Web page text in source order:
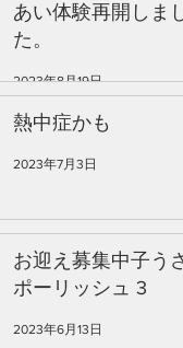
あい体験再開しま
た。
2023年8月19日
熱中症かも
2023年7月3日
お迎え募集中子う
ポーリッシュ 3
2023年6月13日